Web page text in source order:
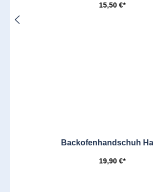
15,50 €*
Backofenhandschuh
19,90 €*